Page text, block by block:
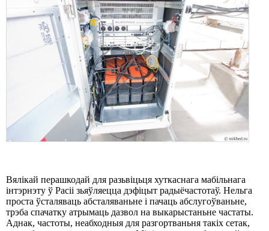
Вялікай перашкодай для разьвіцьця хуткаснага мабільнага
інтэрнэту ў Расіі зьяўляецца дэфіцыт радыёчастотаў. Нельга
проста ўсталяваць абсталяваньне і пачаць абслугоўваньне,
трэба спачатку атрымаць дазвол на выкарыстаньне частаты.
Аднак, частоты, неабходныя для разгортваньня такіх сетак,